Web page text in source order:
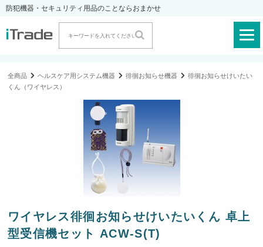
防犯機器・セキュリティ用品のことならおまかせ
全商品 ヘルスケア用システム機器 徘徊お知らせ機器
徘徊お知らせけいたい
くん（ワイヤレス）
ワイヤレス徘徊お知らせけいたいくん 卓上
型受信機セット ACW-S(T)